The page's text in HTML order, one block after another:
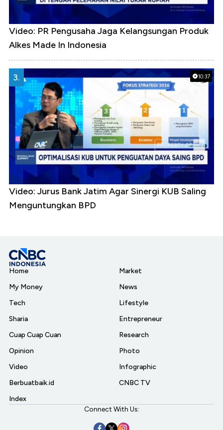
Video: PR Pengusaha Jaga Kelangsungan Produk
Alkes Made In Indonesia
10:37
3.
Video: Jurus Bank Jatim Agar Sinergi KUB Saling
Menguntungkan BPD
Home
My Money
Tech
Sharia
Cuap Cuap Cuan
Opinion
Video
Berbuatbaik.id
Index
Market
News
Lifestyle
Entrepreneur
Research
Photo
Infographic
CNBC TV
Connect With Us: